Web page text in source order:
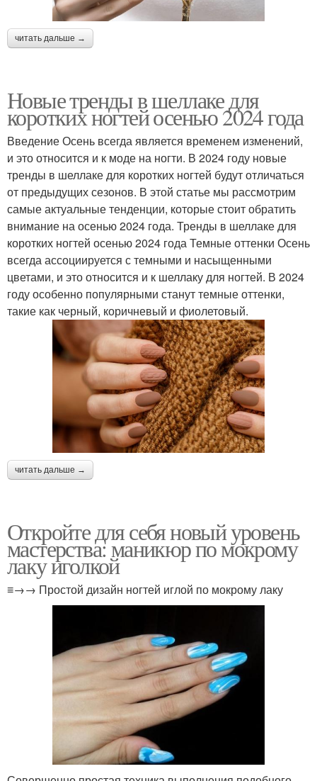
читать дальше →
Новые тренды в шеллаке для
коротких ногтей осенью 2024 года
Введение Осень всегда является временем изменений,
и это относится и к моде на ногти. В 2024 году новые
тренды в шеллаке для коротких ногтей будут отличаться
от предыдущих сезонов. В этой статье мы рассмотрим
самые актуальные тенденции, которые стоит обратить
внимание на осенью 2024 года. Тренды в шеллаке для
коротких ногтей осенью 2024 года Темные оттенки Осень
всегда ассоциируется с темными и насыщенными
цветами, и это относится и к шеллаку для ногтей. В 2024
году особенно популярными станут темные оттенки,
такие как черный, коричневый и фиолетовый.
читать дальше →
Откройте для себя новый уровень
мастерства: маникюр по мокрому
лаку иголкой
≡→→ Простой дизайн ногтей иглой по мокрому лаку